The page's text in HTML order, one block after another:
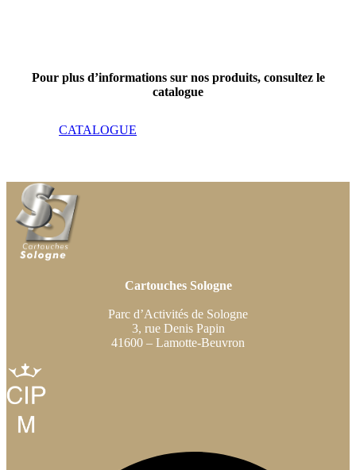
Pour plus d’informations sur nos produits, consultez le
catalogue
CATALOGUE
Cartouches Sologne
Parc d’Activités de Sologne
3, rue Denis Papin
41600 – Lamotte-Beuvron